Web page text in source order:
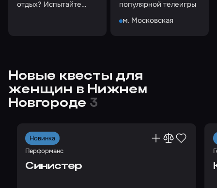
отдых? Испытайте
популярной телеигры
м. Московская
Новые квесты для
женщин в Нижнем
Новгороде 3
Новинка
Перформанс
Синистер